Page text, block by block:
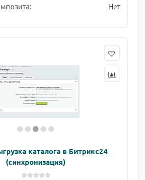
Нет
каталога в Битрикс24
(синхронизация)